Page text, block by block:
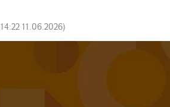
14:22 11.06.2026)